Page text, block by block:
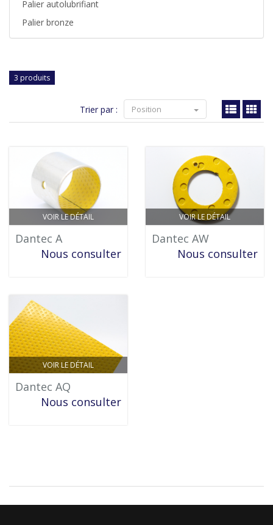
Palier autolubrifiant
Palier bronze
3 produits
Trier par : Position
VOIR LE DÉTAIL
Dantec A
Nous consulter
VOIR LE DÉTAIL
Dantec AW
Nous consulter
VOIR LE DÉTAIL
Dantec AQ
Nous consulter